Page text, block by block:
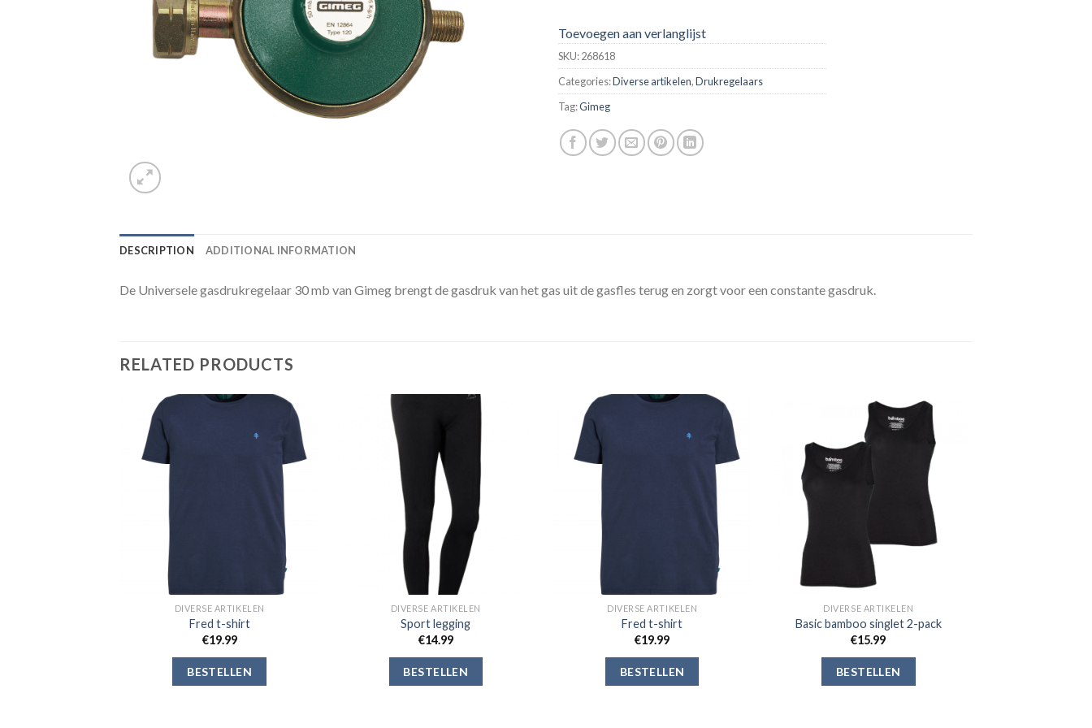
Toevoegen aan verlanglijst
SKU:268618
Categories:Diverse artikelen,Drukregelaars
Tag:Gimeg
DESCRIPTION ADDITIONAL INFORMATION
De Universele gasdrukregelaar 30 mb van Gimeg brengt de gasdruk van het gas uit de gasfles terug en zorgt voor een constante gasdruk.
RELATED PRODUCTS
Toevoegen
verlanglijst
DIVERSE ARTIKELEN
Fred t-shirt
€19.99
BESTELLEN
verlanglijst
DIVERSE ARTIKELEN
Sport legging
€14.99
BESTELLEN
Toevoegen
verlanglijst
DIVERSE ARTIKELEN
Fred t-shirt
€19.99
BESTELLEN
Toevoegen
aan
verlanglijst
DIVERSE ARTIKELEN
Basic bamboo singlet 2-pack
€15.99
BESTELLEN